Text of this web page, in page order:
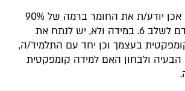
במידה והתלמיד/ה אכן יודע/ת את החומר ברמה של 90%
ומעלה ניתן להתקדם לשלב 6. במידה ולא, יש לנתח את
בעצמך וכן יחד עם התלמיד/ה,
הבעיה ולבחון האם למידה קומפקטית